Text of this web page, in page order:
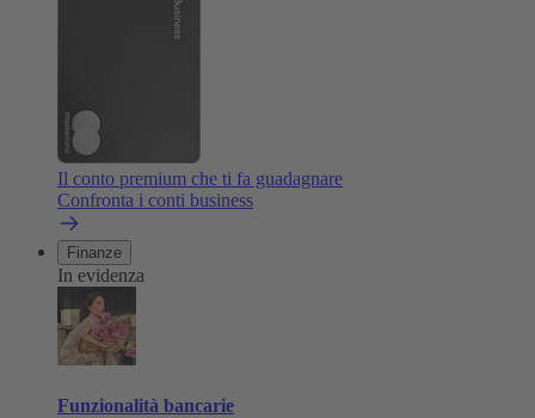
Il conto premium che ti fa guadagnare
Confronta i conti business
Finanze
In evidenza
Funzionalità bancarie